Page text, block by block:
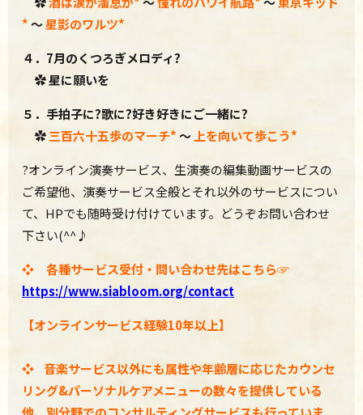
*～星影のワルツ*
４．7月のくつろぎメロディ?
✿ 星に願いを
５． 手拍子に?歌に?好き好きにご一緒に?
✿三百六十五歩のマーチ*～ 上を向いて歩こう*
?オンライン演奏サービス、生演奏の編集動画サービスの
ご希望他、演奏サービス全般とそれ以外のサービスについ
て、HPでも随時受け付けています。どうぞお問い合わせ
下さい(^^♪
❖ 各種サービス受付・問い合わせ先はこちら☞
https://www.siabloom.org/contact
【オンラインサービス経験10年以上】
❖
音楽サービス以外にも属性や年齢層に応じたカウンセ
リング&パーソナルケアメニューの数々を提供している